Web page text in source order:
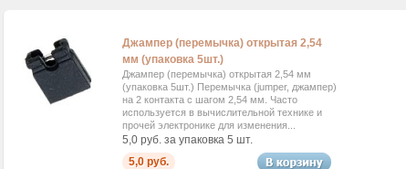
Джампер (перемычка) открытая 2,54
мм (упаковка 5шт.)
Джампер (перемычка) открытая 2,54 мм
(упаковка 5шт.) Перемычка (jumper, джампер)
на 2 контакта с шагом 2,54 мм. Часто
используется в вычислительной технике и
прочей электронике для изменения...
5,0 руб. за упаковка 5 шт.
5,0 руб.